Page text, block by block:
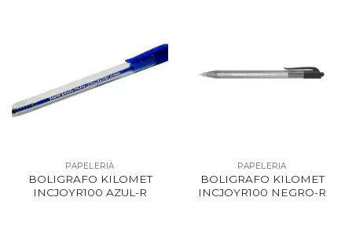
PAPELERIA
BOLIGRAFO KILOMET
INCJOYR100 AZUL-R
PAPELERIA
BOLIGRAFO KILOMET
INCJOYR100 NEGRO-R